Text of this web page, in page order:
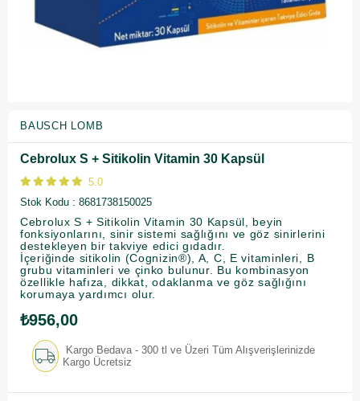
BAUSCH LOMB
Cebrolux S + Sitikolin Vitamin 30 Kapsül
5.0
Stok Kodu
8681738150025
Cebrolux S + Sitikolin Vitamin 30 Kapsül, beyin
fonksiyonlarını, sinir sistemi sağlığını ve göz sinirlerini
destekleyen bir takviye edici gıdadır.
İçeriğinde sitikolin (Cognizin®), A, C, E vitaminleri, B
grubu vitaminleri ve çinko bulunur. Bu kombinasyon
özellikle hafıza, dikkat, odaklanma ve göz sağlığını
korumaya yardımcı olur.
₺956,00
Kargo Bedava - 300 tl ve Üzeri Tüm Alışverişlerinizde
Kargo Ücretsiz